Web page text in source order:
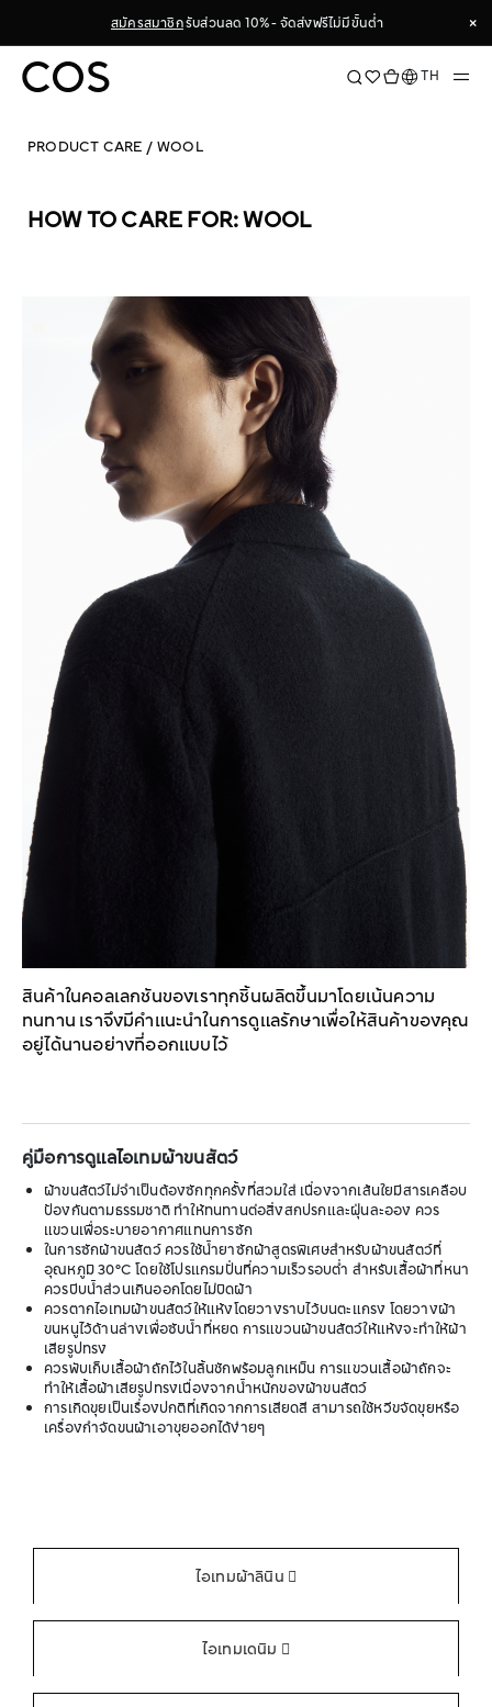
สมัครสมาชิกรับส่วนลด 10% - จัดส่งฟรีไม่มีขั้นต่ำ
×
×
ภาษาTH
PRODUCT CARE / WOOL
HOW TO CARE FOR: WOOL
สินค้าในคอลเลกชันของเราทุกชิ้นผลิตขึ้นมาโดยเน้นความ
ทนทาน เราจึงมีคำแนะนำในการดูแลรักษาเพื่อให้สินค้าของคุณ
อยู่ได้นานอย่างที่ออกแบบไว้
คู่มือการดูแลไอเทมผ้าขนสัตว์
ผ้าขนสัตว์ไม่จำเป็นต้องซักทุกครั้งที่สวมใส่ เนื่องจากเส้นใยมีสารเคลือบ
ป้องกันตามธรรมชาติ ทำให้ทนทานต่อสิ่งสกปรกและฝุ่นละออง ควร
แขวนเพื่อระบายอากาศแทนการซัก
ในการซักผ้าขนสัตว์ ควรใช้น้ำยาซักผ้าสูตรพิเศษสำหรับผ้าขนสัตว์ที่
อุณหภูมิ 30°C โดยใช้โปรแกรมปั่นที่ความเร็วรอบต่ำ สำหรับเสื้อผ้าที่หนา
ควรบีบน้ำส่วนเกินออกโดยไม่บิดผ้า
ควรตากไอเทมผ้าขนสัตว์ให้แห้งโดยวางราบไว้บนตะแกรง โดยวางผ้า
ขนหนูไว้ด้านล่างเพื่อซับน้ำที่หยด การแขวนผ้าขนสัตว์ให้แห้งจะทำให้ผ้า
เสียรูปทรง
ควรพับเก็บเสื้อผ้าถักไว้ในลิ้นชักพร้อมลูกเหม็น การแขวนเสื้อผ้าถักจะ
ทำให้เสื้อผ้าเสียรูปทรงเนื่องจากน้ำหนักของผ้าขนสัตว์
การเกิดขุยเป็นเรื่องปกติที่เกิดจากการเสียดสี สามารถใช้หวีขจัดขุยหรือ
เครื่องกำจัดขนผ้าเอาขุยออกได้ง่ายๆ
ไอเทมผ้าลินิน
ไอเทมเดนิม